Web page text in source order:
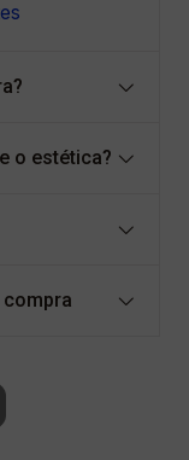
o estética?